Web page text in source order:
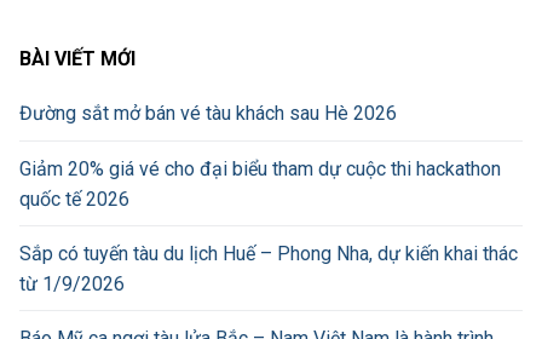
BÀI VIẾT MỚI
Đường sắt mở bán vé tàu khách sau Hè 2026
Giảm 20% giá vé cho đại biểu tham dự cuộc thi hackathon
quốc tế 2026
Sắp có tuyến tàu du lịch Huế – Phong Nha, dự kiến khai thác
từ 1/9/2026